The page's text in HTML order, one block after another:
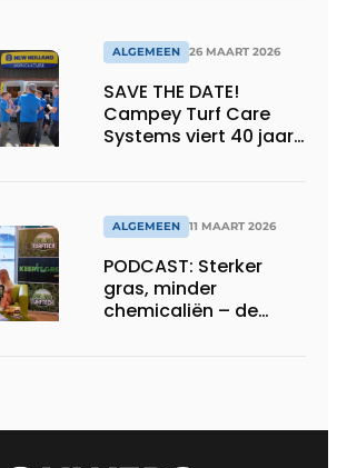
ALGEMEEN 26 MAART 2026
SAVE THE DATE!
Campey Turf Care
Systems viert 40 jaar
ALGEMEEN 11 MAART 2026
PODCAST: Sterker
gras, minder
chemicaliën – de